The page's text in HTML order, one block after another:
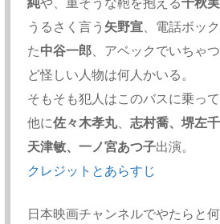
うるさく言う 矢野宣、電話ボッ
た中谷一郎、アベックでいちゃ
ど怪しい人物は何人かいる。
そもそも犯人はこのバスに乗っ
他に佐々木孝丸、志村喬、堺左
天津敏、一ノ宮あつ子出演。
クレジットとあらすじ
日本映画チャンネルでやたらと